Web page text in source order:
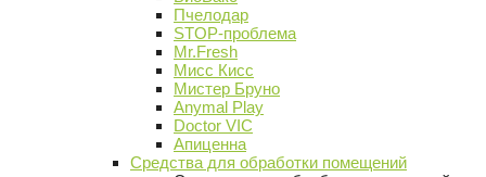
Пчелодар
STOP-проблема
Mr.Fresh
Мисс Кисс
Мистер Бруно
Anymal Play
Doctor VIC
Апиценна
Средства для обработки помещений